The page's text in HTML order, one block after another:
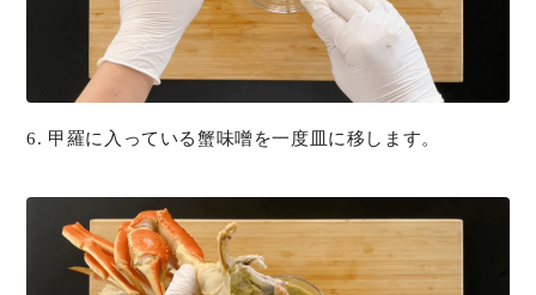
6. 甲羅に入っている蟹味噌を一度皿に移します。